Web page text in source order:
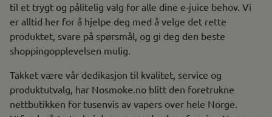
til et trygt og pålitelig valg for alle dine e-juice behov. Vi
er alltid her for å hjelpe deg med å velge det rette
produktet, svare på spørsmål, og gi deg den beste
shoppingopplevelsen mulig.
Takket være vår dedikasjon til kvalitet, service og
produktutvalg, har Nosmoke.no blitt den foretrukne
nettbutikken for tusenvis av vapers over hele Norge.